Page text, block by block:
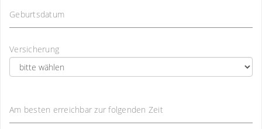
Geburtsdatum
Versicherung
Am besten erreichbar zur folgenden Zeit